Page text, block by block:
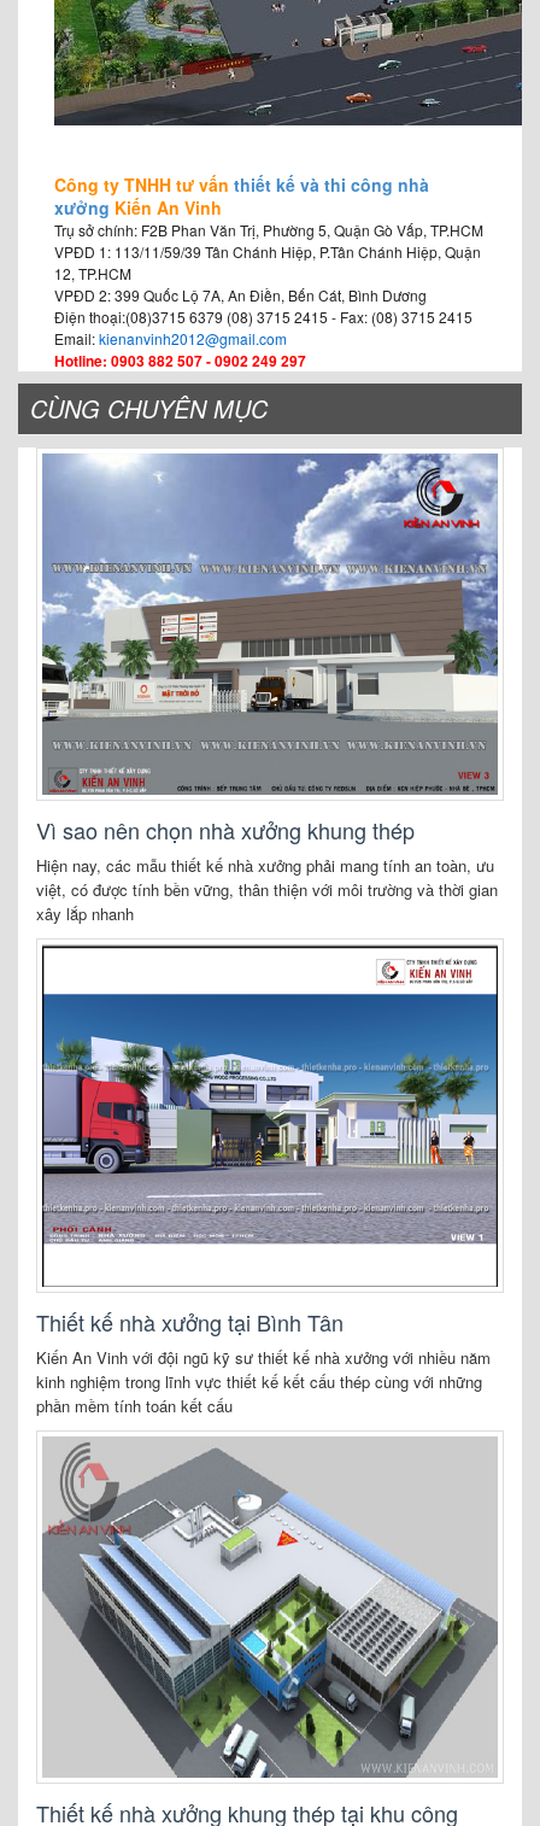
Công ty TNHH tư vấn thiết kế và thi công nhà
xưởng Kiến An Vinh
Trụ sở chính: F2B Phan Văn Trị, Phường 5, Quận Gò Vấp, TP.HCM
VPĐD 1: 113/11/59/39 Tân Chánh Hiệp, P.Tân Chánh Hiệp, Quận
12, TP.HCM
VPĐD 2: 399 Quốc Lộ 7A, An Điền, Bến Cát, Bình Dương
Điện thoại:(08)3715 6379 (08) 3715 2415 - Fax: (08) 3715 2415
Email:kienanvinh2012@gmail.com
Hotline: 0903 882 507 - 0902 249 297
CÙNG CHUYÊN MỤC
Vì sao nên chọn nhà xưởng khung thép
Hiện nay, các mẫu thiết kế nhà xưởng phải mang tính an toàn, ưu
việt, có được tính bền vững, thân thiện với môi trường và thời gian
xây lắp nhanh
Thiết kế nhà xưởng tại Bình Tân
Kiến An Vinh với đội ngũ kỹ sư thiết kế nhà xưởng với nhiều năm
kinh nghiệm trong lĩnh vực thiết kế kết cấu thép cùng với những
phần mềm tính toán kết cấu
Thiết kế nhà xưởng khung thép tại khu công